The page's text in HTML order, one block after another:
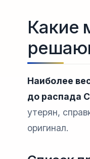
Какие
Наиболее
до распада
утерян,
оригинал.